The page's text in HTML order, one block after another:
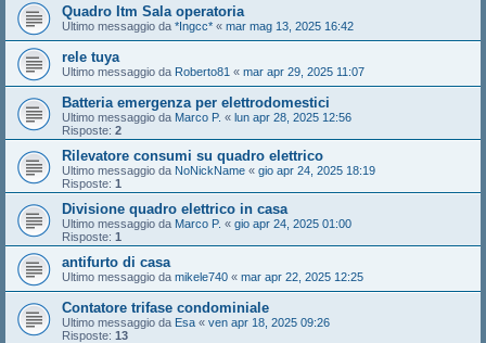
Quadro Itm Sala operatoria
Ultimo messaggio da *Ingcc* « mar mag 13, 2025 16:42
rele tuya
Ultimo messaggio da Roberto81 « mar apr 29, 2025 11:07
Batteria emergenza per elettrodomestici
Ultimo messaggio da Marco P. « lun apr 28, 2025 12:56
Risposte: 2
Rilevatore consumi su quadro elettrico
Ultimo messaggio da NoNickName « gio apr 24, 2025 18:19
Risposte: 1
Divisione quadro elettrico in casa
Ultimo messaggio da Marco P. « gio apr 24, 2025 01:00
Risposte: 1
antifurto di casa
Ultimo messaggio da mikele740 « mar apr 22, 2025 12:25
Contatore trifase condominiale
Ultimo messaggio da Esa « ven apr 18, 2025 09:26
Risposte: 13